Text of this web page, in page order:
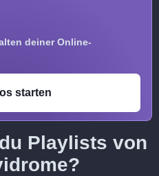
deiner Online-
starten
Playlists von